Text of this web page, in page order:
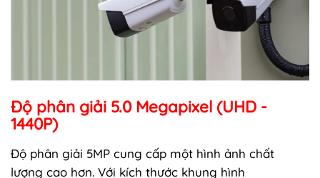
Độ phân giải 5.0 Megapixel (UHD -
1440P)
Độ phân giải 5MP cung cấp một hình ảnh chất
lượng cao hơn. Với kích thước khung hình